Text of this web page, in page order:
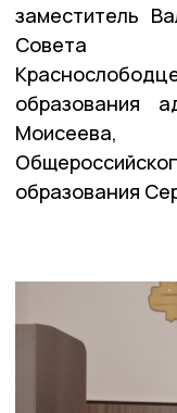
заместитель
Совета
образования
Моисеева,
образования